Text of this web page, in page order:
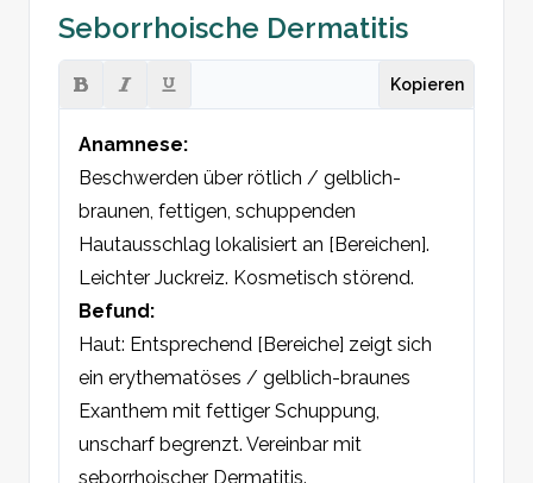
Seborrhoische Dermatitis
Kopieren
Anamnese:
Beschwerden über rötlich / gelblich-
braunen, fettigen, schuppenden
Hautausschlag lokalisiert an [Bereichen].
Leichter Juckreiz. Kosmetisch störend.
Befund:
Haut: Entsprechend [Bereiche] zeigt sich
ein erythematöses / gelblich-braunes
Exanthem mit fettiger Schuppung,
unscharf begrenzt. Vereinbar mit
seborrhoischer Dermatitis.